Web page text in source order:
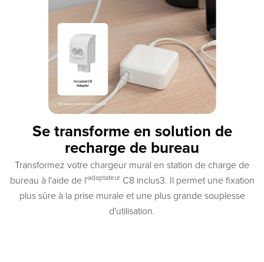
Se transforme en solution de
recharge de bureau
Transformez votre chargeur mural en station de charge de
bureau à l'aide de l'adaptateurC8 inclus3. Il permet une fixation
plus sûre à la prise murale et une plus grande souplesse
d'utilisation.